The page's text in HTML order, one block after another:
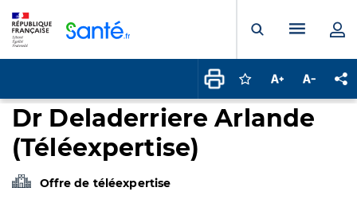
Ouvrir laMenu
Connectez-vous
Augmenter la
Dr Deladerriere Arlande
(Téléexpertise)
Offre de téléexpertise